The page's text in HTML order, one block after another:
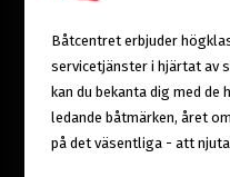
Båtcentret erbjuder
servicetjänster i hjärtat av
kan du bekanta dig med
ledande båtmärken, året
på det väsentliga - att